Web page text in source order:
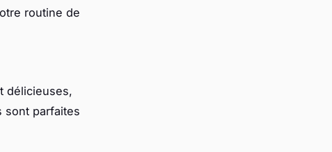
routine de
délicieuses,
sont parfaites